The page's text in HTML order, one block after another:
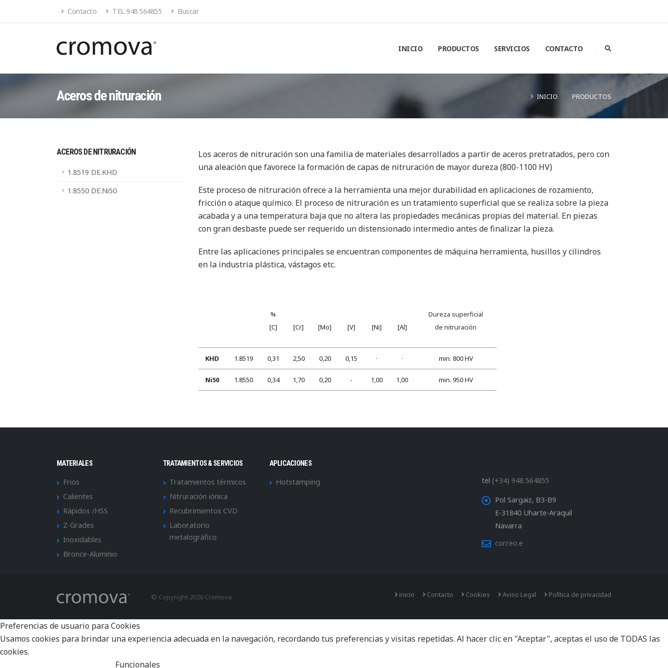
Contacto TEL 948 564855 Buscar
INICIO PRODUCTOS SERVICIOS CONTACTO
Aceros de nitruración INICIO PRODUCTOS
ACEROS DE NITRURACIÓN
1.8519 DE.KHD
1.8550 DE.Ni50
Los aceros de nitruración son una familia de materiales desarrollados a partir de aceros pretratados, pero con
una aleación que favorece la formación de capas de nitruración de mayor dureza (800-1100 HV)
Este proceso de nitruración ofrece a la herramienta una mejor durabilidad en aplicaciones de rozamiento,
fricción o ataque químico. El proceso de nitruración es un tratamiento superficial que se realiza sobre la pieza
acabada y a una temperatura baja que no altera las propiedades mecánicas propias del material. En piezas
con gran desbaste puede ser requerido un distensionado intermedio antes de finalizar la pieza.
Entre las aplicaciones principales se encuentran componentes de máquina herramienta, husillos y cilindros
en la industria plástica, vástagos etc.
%
[C]
[Cr] [Mo] [V] [Ni] [Al]
Dureza superficial
de nitruración
KHD 1.8519 0,31 2,50 0,20 0,15 · · min. 800 HV
Ni50 1.8550 0,34 1,70 0,20 - 1,00 1,00 min. 950 HV
MATERIALES
Frios
Calientes
Rápidos /HSS
Z-Grades
Inoxidables
Bronce-Aluminio
TRATAMIENTOS & SERVICIOS
Tratamientos térmicos
Nitruración iónica
Recubrimientos CVD
Laboratorio
metalográfico
APLICACIONES
Hotstamping tel (+34) 948 564855
Pol Sargaiz, B3-B9
E-31840 Uharte-Araquil
Navarra
correo.e
© Copyright 2026 Cromova. inicio Contacto Cookies Aviso Legal Política de privacidad
Preferencias de usuario para Cookies
Usamos cookies para brindar una experiencia adecuada en la navegación, recordando tus preferencias y visitas repetidas. Al hacer clic en "Aceptar", aceptas el uso de TODAS las
cookies.
Funcionales